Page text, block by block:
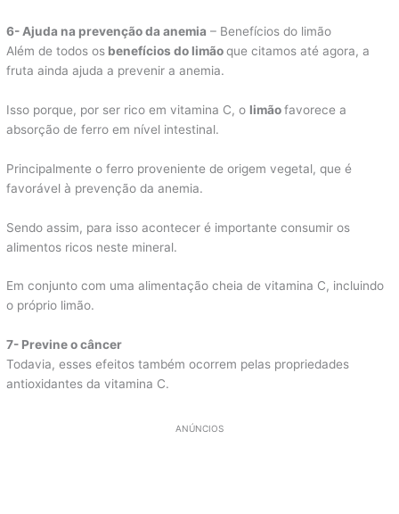
6- Ajuda na prevenção da anemia – Benefícios do limão
Além de todos os benefícios do limãoque citamos até agora, a
fruta ainda ajuda a prevenir a anemia.
Isso porque, por ser rico em vitamina C, o limãofavorece a
absorção de ferro em nível intestinal.
Principalmente o ferro proveniente de origem vegetal, que é
favorável à prevenção da anemia.
Sendo assim, para isso acontecer é importante consumir os
alimentos ricos neste mineral.
Em conjunto com uma alimentação cheia de vitamina C, incluindo
o próprio limão.
7- Previne o câncer
Todavia, esses efeitos também ocorrem pelas propriedades
antioxidantes da vitamina C.
ANÚNCIOS